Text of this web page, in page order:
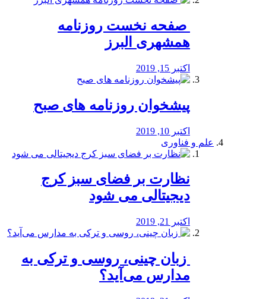
️ صفحه نخست روزنامه‌
همشهری البرز
اکتبر 15, 2019
پیشخوان روزنامه های صبح
اکتبر 10, 2019
علم و فناوری
نظارت بر فضای سبز کرج
دیجیتالی می شود
اکتبر 21, 2019
️ زبان چینی، روسی و ترکی به
مدارس می‌آید؟